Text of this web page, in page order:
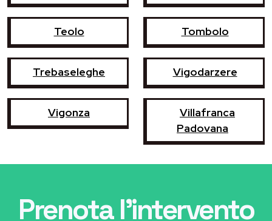
Teolo Tombolo
Trebaseleghe Vigodarzere
Vigonza
Villafranca
Padovana
Prenota l'intervento